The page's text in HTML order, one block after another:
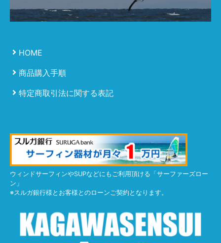
HOME
商品購入手順
特定商取引法に関する表記
ウィンドサーフィンやSUPなどにもご利用頂ける「サーファーズロー
ン」
※スルガ銀行様とお客様とのローンご契約となります。